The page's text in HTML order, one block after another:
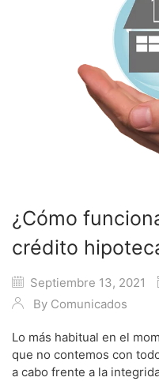
¿Cómo
crédito
Septiembre 13, 2021
By Comunicados
Lo más habitual en el
que no contemos con
a cabo frente a la